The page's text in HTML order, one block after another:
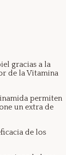
gracias a la
de la Vitamina
permiten
un extra de
de los